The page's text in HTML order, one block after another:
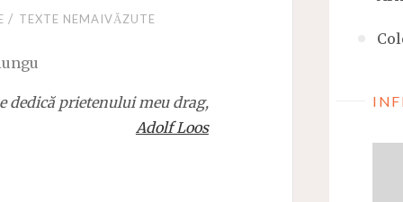
/ TEXTE NEMAIVĂZUTE
dedică prietenului meu drag,
Adolf Loos